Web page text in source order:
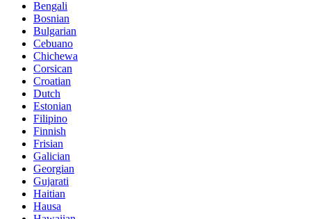
Bengali
Bosnian
Bulgarian
Cebuano
Chichewa
Corsican
Croatian
Dutch
Estonian
Filipino
Finnish
Frisian
Galician
Georgian
Gujarati
Haitian
Hausa